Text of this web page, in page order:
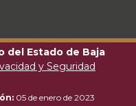
del Estado de Baja
y Seguridad
05 de enero de 2023